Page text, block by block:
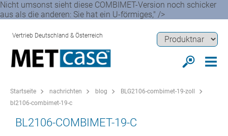
Nicht umsonst sieht diese COMBIMET-Version noch schicker
aus als die anderen: Sie hat ein U-förmiges," />
Vertrieb Deutschland & Österreich
Startseite nachrichten blog
BLG2106-combimet-19-zoll
bl2106-combimet-19-c
BL2106-COMBIMET-19-C